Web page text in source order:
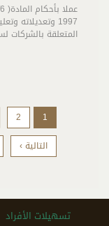
1997 وتعديلاته
المتعلقة بالشركات لسنة 2021
1
2
التالية ›
تسهيلات الأفراد